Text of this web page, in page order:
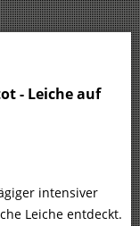
- Leiche auf
intensiver
Leiche entdeckt.